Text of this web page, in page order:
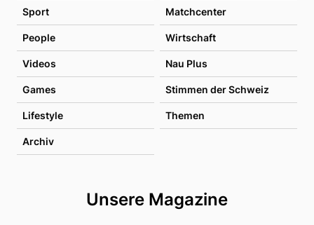
Sport Matchcenter
People Wirtschaft
Videos Nau Plus
Games Stimmen der Schweiz
Lifestyle Themen
Archiv
Unsere Magazine